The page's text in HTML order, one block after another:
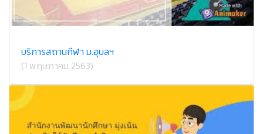
บริการสถานกีฬา ม.อุบลฯ
(1 พฤษภาคม 2563)